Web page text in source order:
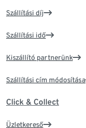
Szállítási díj
Szállítási idő
Kiszállító partnerünk
Szállítási cím módosítása
Click & Collect
Üzletkereső